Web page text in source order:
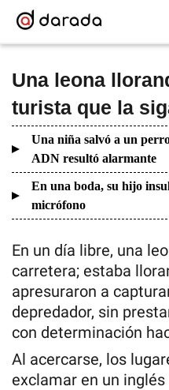
Una leona
turista que la
Una niña salvó a un
ADN resultó alarmante
En una boda, su hijo
micrófono
En un día libre, una
carretera; estaba
apresuraron a
depredador, sin
con determinación
Al acercarse, los
exclamar en un inglés